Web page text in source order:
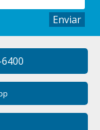
Enviar